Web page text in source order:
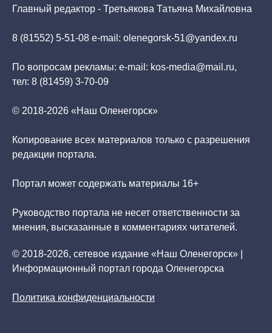
Главный редактор - Третьякова Татьяна Михайловна
8 (81552) 5-51-08 e-mail: olenegorsk-51@yandex.ru
По вопросам рекламы: e-mail: kos-media@mail.ru,
тел: 8 (81459) 3-70-09
© 2018-2026 «Наш Оленегорск»
Копирование всех материалов только с разрешения
редакции портала.
Портал может содержать материалы 16+
Руководство портала не несет ответственности за
мнения, высказанные в комментариях читателей.
© 2018-2026, сетевое издание «Наш Оленегорск» |
Информационный портал города Оленегорска
Политика конфиденциальности